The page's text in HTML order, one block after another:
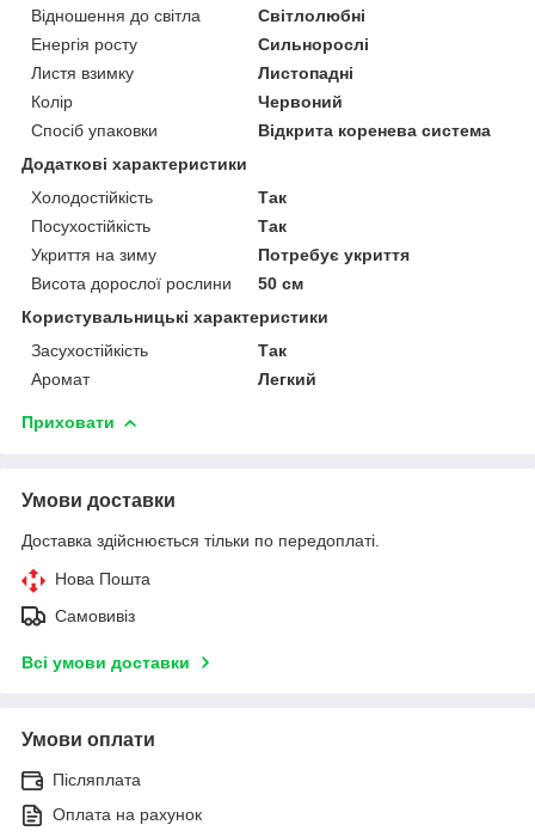
Відношення до світла
Світлолюбні
Енергія росту
Сильнорослі
Листя взимку
Листопадні
Колір
Червоний
Спосіб упаковки
Відкрита коренева система
Додаткові характеристики
Холодостійкість
Так
Посухостійкість
Так
Укриття на зиму
Потребує укриття
Висота дорослої рослини
50 см
Користувальницькі характеристики
Засухостійкість
Так
Аромат
Легкий
Приховати
Умови доставки
Доставка здійснюється тільки по передоплаті.
Нова Пошта
Самовивіз
Всі умови доставки
Умови оплати
Післяплата
Оплата на рахунок